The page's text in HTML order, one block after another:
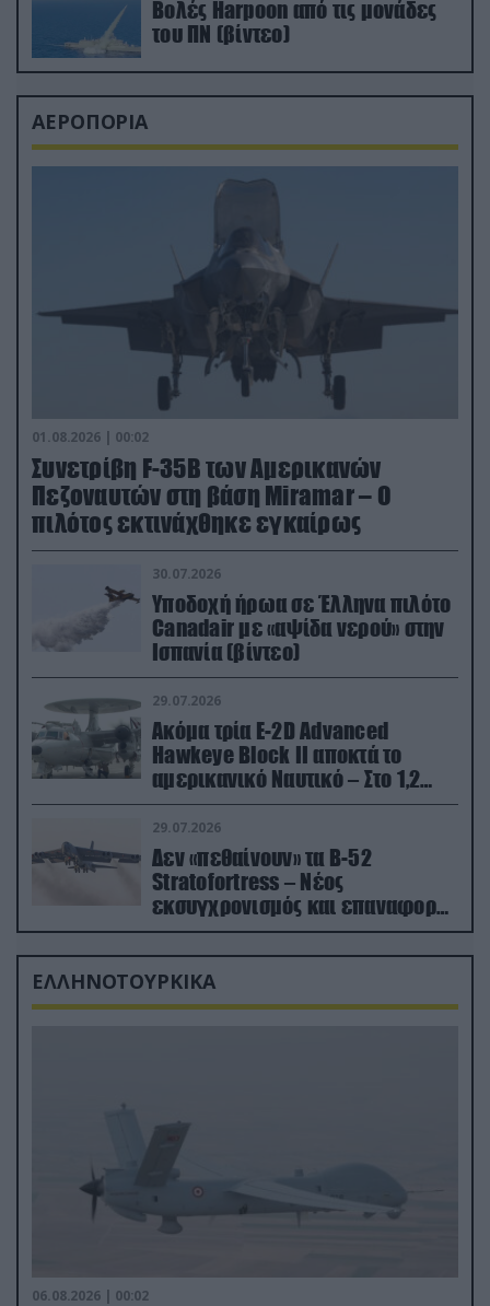
Βολές Harpoon από τις μονάδες
του ΠΝ (βίντεο)
ΑΕΡΟΠΟΡΙΑ
01.08.2026 | 00:02
Συνετρίβη F-35B των Αμερικανών
Πεζοναυτών στη βάση Miramar – Ο
πιλότος εκτινάχθηκε εγκαίρως
30.07.2026
Υποδοχή ήρωα σε Έλληνα πιλότο
Canadair με «αψίδα νερού» στην
Ισπανία (βίντεο)
29.07.2026
Ακόμα τρία E-2D Advanced
Hawkeye Block II αποκτά το
αμερικανικό Ναυτικό – Στο 1,2
δισ.δολάρια το κόστος
29.07.2026
Δεν «πεθαίνουν» τα Β-52
Stratofortress – Νέος
εκσυγχρονισμός και επαναφορά
από τα «νεκροταφεία»
ΕΛΛΗΝΟΤΟΥΡΚΙΚΑ
06.08.2026 | 00:02